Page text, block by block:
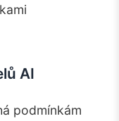
AI
podmínkám